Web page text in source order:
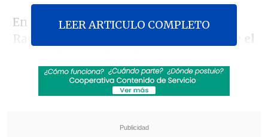
En el matinal "Contigo en la mañana",
Raquel, prima de la víctima,
señaló que el
amigos, e incluso conversaron el día de
su fallecimiento.
LEER ARTICULO COMPLETO